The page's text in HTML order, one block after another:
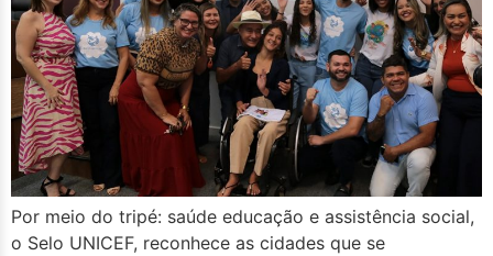
Por meio do tripé: saúde educação e assistência social,
o Selo UNICEF, reconhece as cidades que se